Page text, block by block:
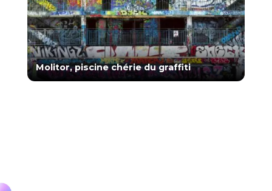
Molitor, piscine chérie du graffiti